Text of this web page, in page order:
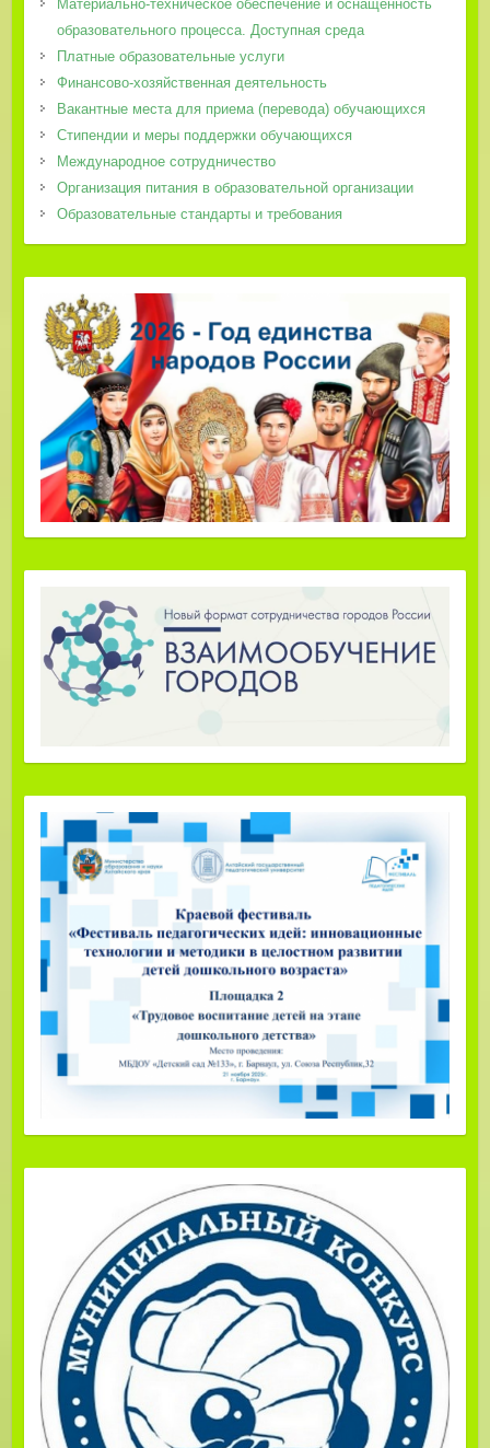
Материально-техническое обеспечение и оснащенность
образовательного процесса. Доступная среда
Платные образовательные услуги
Финансово-хозяйственная деятельность
Вакантные места для приема (перевода) обучающихся
Стипендии и меры поддержки обучающихся
Международное сотрудничество
Организация питания в образовательной организации
Образовательные стандарты и требования